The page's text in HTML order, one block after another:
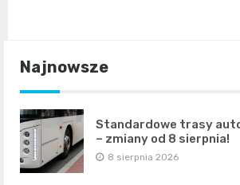
Najnowsze
Standardowe trasy
– zmiany od 8 sierpnia!
8 sierpnia 2026